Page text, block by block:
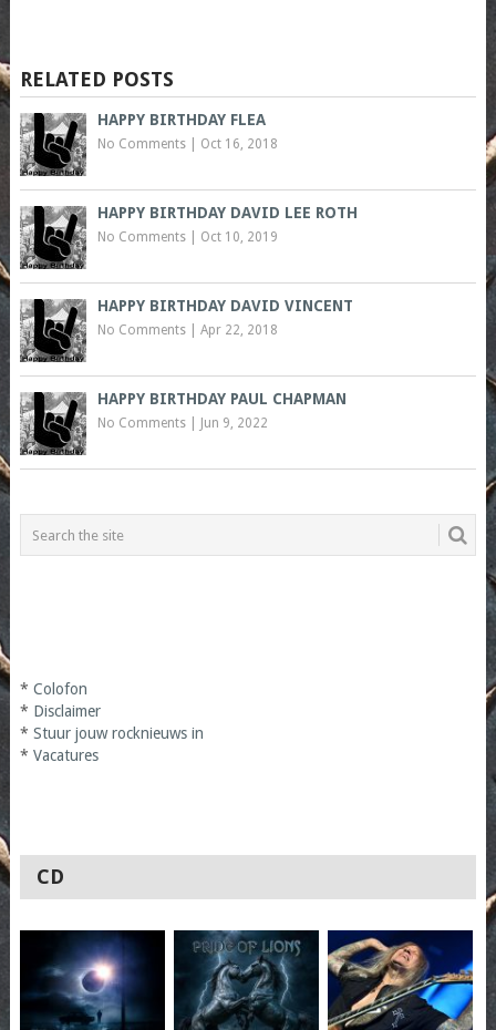
RELATED POSTS
HAPPY BIRTHDAY FLEA
No Comments| Oct 16, 2018
HAPPY BIRTHDAY DAVID LEE ROTH
No Comments| Oct 10, 2019
HAPPY BIRTHDAY DAVID VINCENT
No Comments| Apr 22, 2018
HAPPY BIRTHDAY PAUL CHAPMAN
No Comments| Jun 9, 2022
* Colofon
* Disclaimer
* Stuur jouw rocknieuws in
* Vacatures
CD